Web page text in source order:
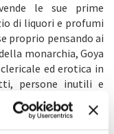
le sue prime
di liquori e profumi
proprio pensando ai
monarchia, Goya
ed erotica in
persone inutili e
su lastre di rame da